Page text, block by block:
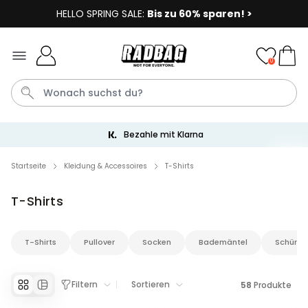
HELLO SPRING SALE: Bis zu 60% sparen! >
über 22.600
24,99 €
Personalisierbar
Personalisierbare Eierbecher
0
Bezahle mit Klarna
Startseite Kleidung & Accessoires T-Shirts
T-Shirts
T-Shirts Pullover Socken Bademäntel
Filtern Sortieren 58 Produkte